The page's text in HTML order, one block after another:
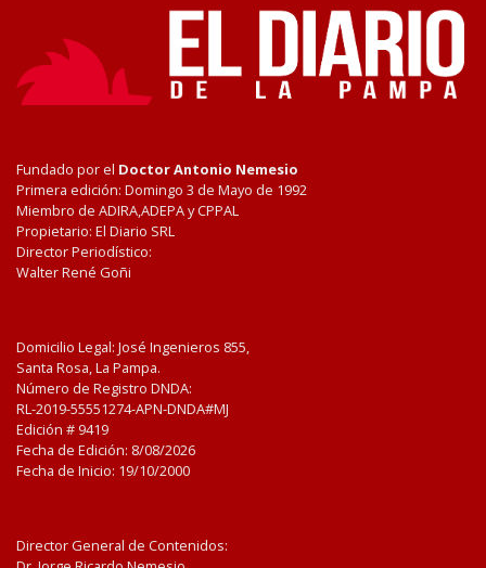
Fundado por el Doctor Antonio Nemesio
Primera edición: Domingo 3 de Mayo de 1992
Miembro de ADIRA,ADEPA y CPPAL
Propietario: El Diario SRL
Director Periodístico:
Walter René Goñi
Domicilio Legal: José Ingenieros 855,
Santa Rosa, La Pampa.
Número de Registro DNDA:
RL-2019-55551274-APN-DNDA#MJ
Edición # 9419
Fecha de Edición: 8/08/2026
Fecha de Inicio: 19/10/2000
Director General de Contenidos: